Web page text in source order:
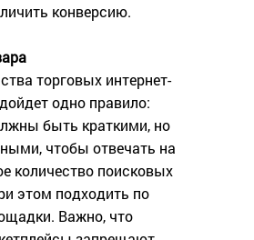
конверсию.
торговых интернет-
одно правило:
быть краткими, но
чтобы отвечать на
количество поисковых
этом подходить по
Важно, что